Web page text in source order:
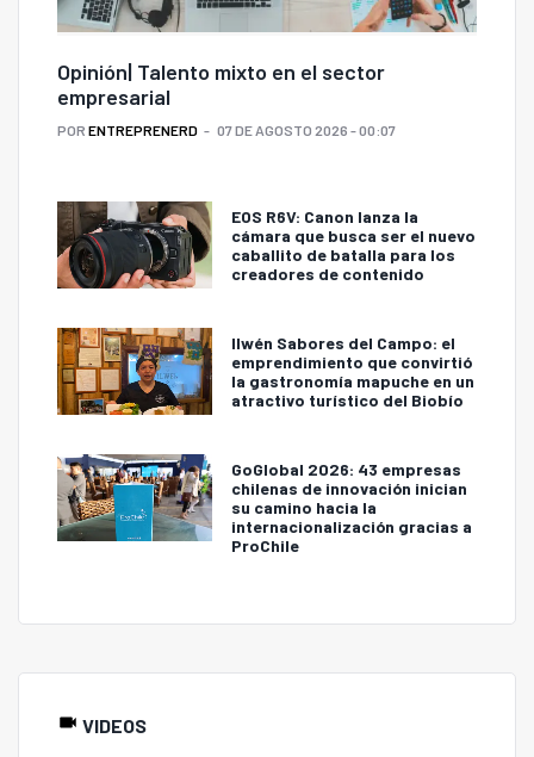
Opinión| Talento mixto en el sector
empresarial
POR ENTREPRENERD 07 DE AGOSTO 2026 - 00:07
EOS R6V: Canon lanza la
cámara que busca ser el nuevo
caballito de batalla para los
creadores de contenido
Ilwén Sabores del Campo: el
emprendimiento que convirtió
la gastronomía mapuche en un
atractivo turístico del Biobío
GoGlobal 2026: 43 empresas
chilenas de innovación inician
su camino hacia la
internacionalización gracias a
ProChile
VIDEOS